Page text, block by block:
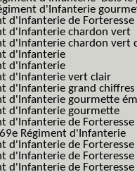
d'Infanterie
d'Infanterie de
d'Infanterie chardon vert
d'Infanterie chardon vert
d'Infanterie
d'Infanterie
d'Infanterie vert clair
d'Infanterie grand chiffres
d'Infanterie gourmette
d'Infanterie gourmette
d'Infanterie de Forteresse
Régiment d'Infanterie
d'Infanterie de Forteresse
d'Infanterie de
d'Infanterie de